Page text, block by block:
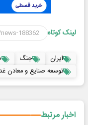
لینک کوتاه
ایران جنگ
توسعه صنایع و معادن
اخبار مرتبط